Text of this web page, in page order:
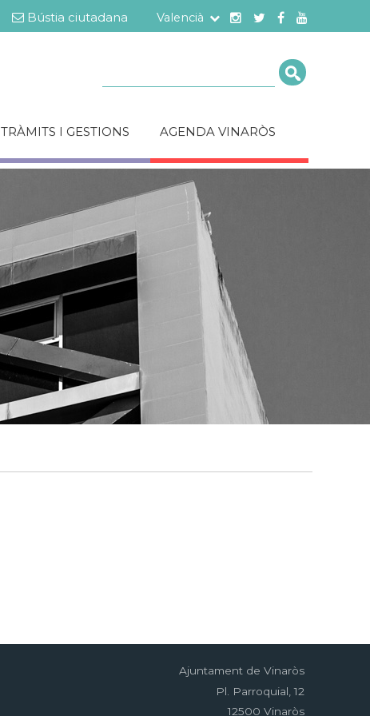
Bústia ciutadana Valencià
TRÀMITS I GESTIONS AGENDA VINARÒS
Ajuntament de Vinaròs
Pl. Parroquial, 12
12500 Vinaròs